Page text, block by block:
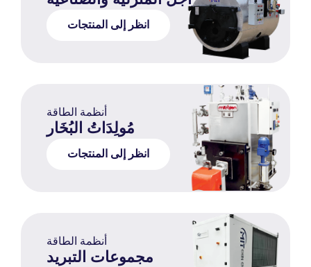
انظر إلى المنتجات
أنظمة الطاقة
مُولِدَاتُ البُخَار
انظر إلى المنتجات
أنظمة الطاقة
مجموعات التبريد